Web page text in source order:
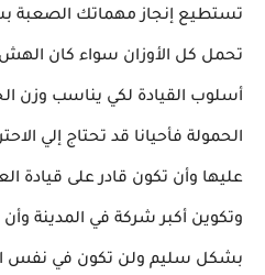
تستطيع إنجاز مهماتك الصعبة
تحمل كل الأوزان سواء كان الهش
أسلوب القيادة لكي يناسب وزن
الحمولة فأحيانا قد تحتاج إلي
عليها وأن تكون قادر على قيادة
وتكوين أكبر شركة في المدينة
بشكل سليم ولن تكون في نفس